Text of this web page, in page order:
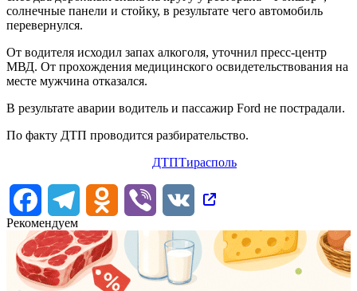
солнечные панели и стойку, в результате чего автомобиль
перевернулся.
От водителя исходил запах алкоголя, уточнил пресс-центр
МВД. От прохождения медицинского освидетельствования на
месте мужчина отказался.
В результате аварии водитель и пассажир Ford не пострадали.
По факту ДТП проводится разбирательство.
ДТПТирасполь
FacebookTelegram Odnoklassniki
Viber
VK
Рекомендуем